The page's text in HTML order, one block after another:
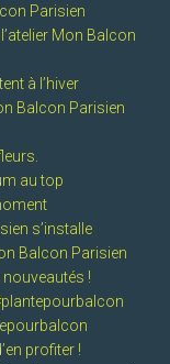
Parisien
Mon Balcon
à l’hiver
Balcon Parisien
au top
s’installe
Balcon Parisien
!
profiter !